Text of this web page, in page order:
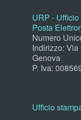
URP -
Posta
Numero
Indirizzo:
Genova
P. Iva:
Ufficio